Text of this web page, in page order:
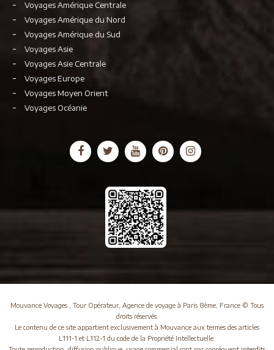
Voyages Amérique Centrale
Voyages Amérique du Nord
Voyages Amérique du Sud
Voyages Asie
Voyages Asie Centrale
Voyages Europe
Voyages Moyen Orient
Voyages Océanie
Mouvance Voyages , Tour Opérateur, Agence de voyage à Paris 8ème, France © Tous
droits réservés.
Le contenu de ce site appartient exclusivement à Mouvance aux termes des articles
L111-1 et L112-1 du code de la Propriété Intellectuelle.